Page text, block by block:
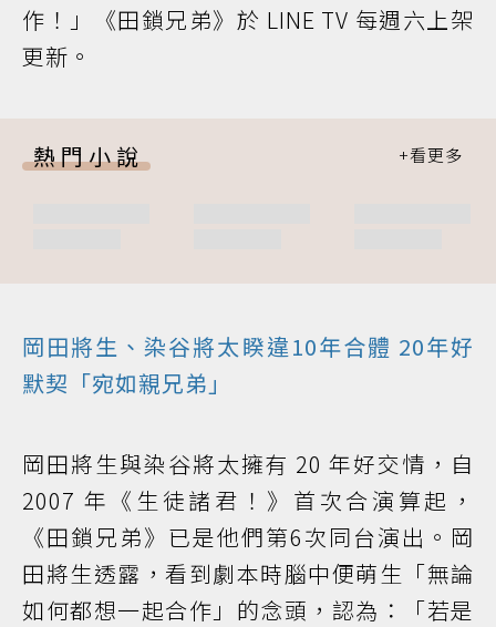
作！」《田鎖兄弟》於 LINE TV 每週六上架
更新。
熱門小說
岡田將生、染谷將太睽違10年合體 20年好
默契「宛如親兄弟」
岡田將生與染谷將太擁有 20 年好交情，自
2007 年《生徒諸君！》首次合演算起，
《田鎖兄弟》已是他們第6次同台演出。岡
田將生透露，看到劇本時腦中便萌生「無論
如何都想一起合作」的念頭，認為：「若是